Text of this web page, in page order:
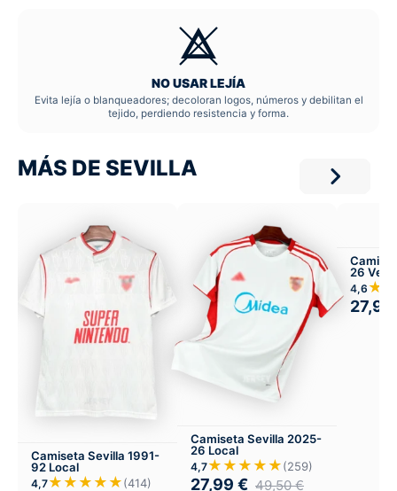
NO USAR LEJÍA
Evita lejía o blanqueadores; decoloran logos, números y debilitan el
tejido, perdiendo resistencia y forma.
MÁS DE SEVILLA
Camiseta Sevilla 1991-
92 Local
4,7★★★★★(414)
Camiseta Sevilla 2025-
26 Local
4,7★★★★★(259)
27,99 € 49,50€
26
Local
4,6
27,99